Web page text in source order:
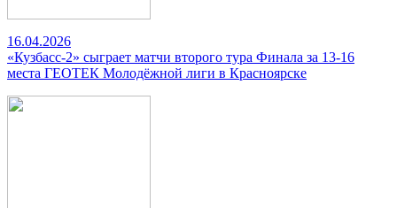
16.04.2026
«Кузбасс-2» сыграет матчи второго тура Финала за 13-16
места ГЕОТЕК Молодёжной лиги в Красноярске